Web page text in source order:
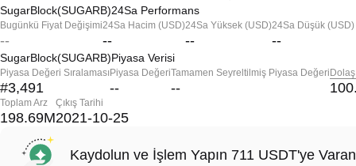
SugarBlock(SUGARB)24Sa Performans
Bugünkü Fiyat Değişimi
--
24Sa Hacim (USD)
--
24Sa Yüksek (USD)
--
24Sa Düşük (USD)
--
SugarBlock(SUGARB)Piyasa Verisi
Piyasa Değeri Sıralaması
#3,491
Piyasa Değeri
--
Tamamen Seyreltilmiş Piyasa Değeri
--
Toplam Arz
198.69M
Çıkış Tarihi
2021-10-25
Kaydolun ve İşlem Yapın 711 USDT'ye